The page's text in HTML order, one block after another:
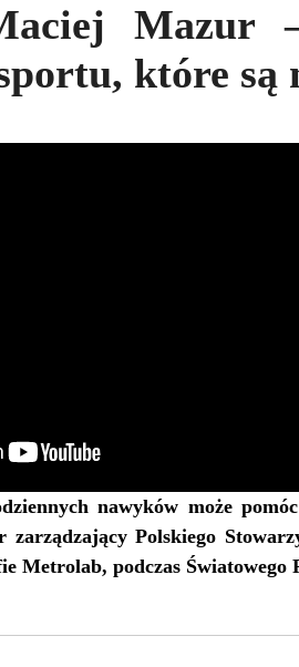
Mazur
które są
nawyków może
zarządzający Polskiego
Metrolab, podczas